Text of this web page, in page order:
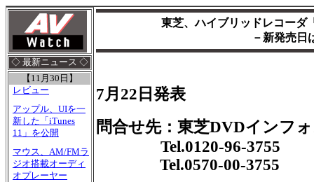
◇ 最新ニュース ◇
【11月30日】
レビュー
アップル、UIを一
新した「iTunes
11」を公開
マウス、AM/FMラ
ジオ搭載オーディ
オプレーヤー
東芝、ハイブリッドレコーダ
－新発売日
7月22日発表
問合せ先：東芝DVDインフ
Tel.0120-96-3755
Tel.0570-00-3755